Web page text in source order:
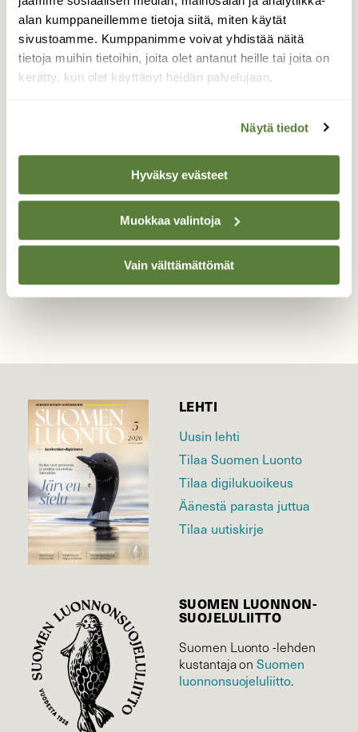
alan kumppaneillemme tietoja siitä, miten käytät
sivustoamme. Kumppanimme voivat yhdistää näitä
tietoja muihin tietoihin, joita olet antanut heille tai joita on
kerätty, kun olet käyttänyt heidän palvelujaan.
Näytä tiedot
Hyväksy evästeet
Muokkaa valintoja
Vain välttämättömät
menijät, niin tiaiset kuin varislinnutkin joten
olen pitänyt kameran käden ulottuvilla aina
kun liikettä kuusessa satun havaitsemaan.
Kuvan oravakaksikon näin keittiön ikkunasta
samalla oksalla temmeltävän joten kamera
hämmästykseni oli melkoinen kun kaksikko
alkoikin lemmenpuuhiin.
Valokuvaaja: Jukka Vaittinen, Joensuu 13. 10. 2016
TAKAISIN LISTAAN
LEHTI
Uusin lehti
Tilaa Suomen Luonto
Tilaa digilukuoikeus
Äänestä parasta juttua
Tilaa uutiskirje
SUOMEN LUONNON­
SUOJELU­LIITTO
Suomen Luonto -lehden
kustantaja onSuomen
luonnonsuojelu­liitto.